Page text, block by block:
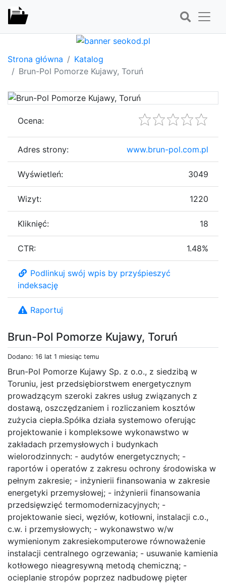
Strona główna
Katalog
Brun-Pol Pomorze Kujawy, Toruń
Brun-Pol Pomorze Kujawy, Toruń
Dodano: 16 lat 1 miesiąc temu
Brun-Pol Pomorze Kujawy Sp. z o.o., z siedzibą w
Toruniu, jest przedsiębiorstwem energetycznym
prowadzącym szeroki zakres usług związanych z
dostawą, oszczędzaniem i rozliczaniem kosztów
zużycia ciepła.Spółka działa systemowo oferując
projektowanie i kompleksowe wykonawstwo w
zakładach przemysłowych i budynkach
wielorodzinnych: - audytów energetycznych; -
raportów i operatów z zakresu ochrony środowiska w
pełnym zakresie; - inżynierii finansowania w zakresie
energetyki przemysłowej; - inżynierii finansowania
przedsięwzięć termomodernizacyjnych; -
projektowanie sieci, węzłów, kotłowni, instalacji c.o.,
c.w. i przemysłowych; - wykonawstwo w/w
wymienionym zakresiekomputerowe równoważenie
instalacji centralnego ogrzewania; - usuwanie kamienia
kotłowego nieagresywną metodą chemiczną; -
ocieplanie stropów poprzez nadbudowę pięter
Ocena:
Adres strony: www.brun-pol.com.pl
Wyświetleń: 3049
Wizyt: 1220
Kliknięć: 18
CTR: 1.48%
Podlinkuj swój wpis by przyśpieszyć
indeksację
Raportuj